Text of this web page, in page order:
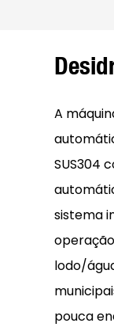
A
SUS304
sistema
lodo/
pouca